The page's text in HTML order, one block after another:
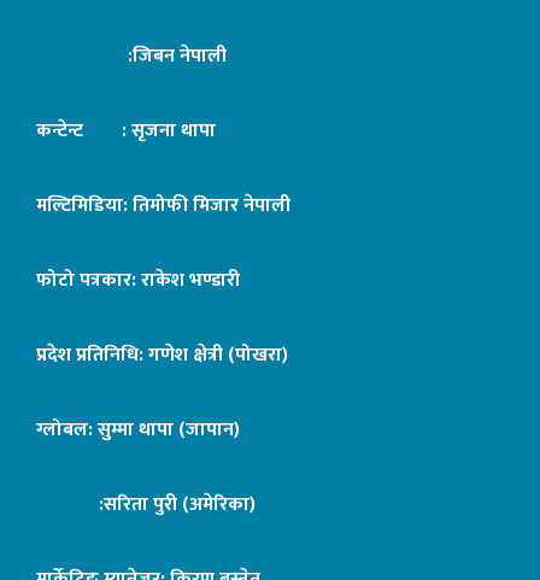
:जिबन नेपाली
कन्टेन्ट : सृजना थापा
मल्टिमिडिया: तिमोफी मिजार नेपाली
फोटो पत्रकार: राकेश भण्डारी
प्रदेश प्रतिनिधि: गणेश क्षेत्री (पोखरा)
ग्लोबल: सुम्मा थापा (जापान)
:सरिता पुरी (अमेरिका)